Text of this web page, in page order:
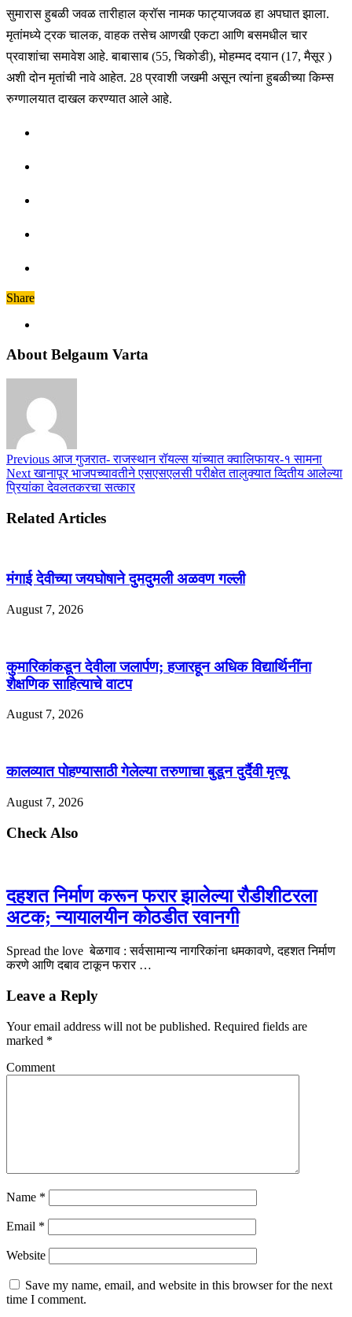
सुमारास हुबळी जवळ तारीहाल क्रॉस नामक फाट्याजवळ हा अपघात झाला.
मृतांमध्ये ट्रक चालक, वाहक तसेच आणखी एकटा आणि बसमधील चार
प्रवाशांचा समावेश आहे. बाबासाब (55, चिकोडी), मोहम्मद दयान (17, मैसूर )
अशी दोन मृतांची नावे आहेत. 28 प्रवाशी जखमी असून त्यांना हुबळीच्या किम्स
रुग्णालयात दाखल करण्यात आले आहे.
Share
About Belgaum Varta
Previous आज गुजरात- राजस्थान रॉयल्स यांच्यात क्वालिफायर-१ सामना
Nextखानापूर भाजपच्यावतीने एसएसएलसी परीक्षेत तालुक्यात व्दितीय आलेल्या
प्रियांका देवलतकरचा सत्कार
Related Articles
मंगाई देवीच्या जयघोषाने दुमदुमली अळवण गल्ली
August 7, 2026
कुमारिकांकडून देवीला जलार्पण; हजारहून अधिक विद्यार्थिनींना
शैक्षणिक साहित्याचे वाटप
August 7, 2026
कालव्यात पोहण्यासाठी गेलेल्या तरुणाचा बुडून दुर्दैवी मृत्यू
August 7, 2026
Check Also
दहशत निर्माण करून फरार झालेल्या रौडीशीटरला
अटक; न्यायालयीन कोठडीत रवानगी
Spread the love बेळगाव : सर्वसामान्य नागरिकांना धमकावणे, दहशत निर्माण
करणे आणि दबाव टाकून फरार …
Leave a Reply
Your email address will not be published. Required fields are
marked *
Comment
Name *
Email *
Website
Save my name, email, and website in this browser for the next
time I comment.